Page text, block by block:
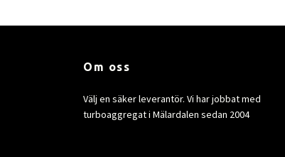
Om oss
Välj en säker leverantör. Vi har jobbat med
turboaggregat i Mälardalen sedan 2004